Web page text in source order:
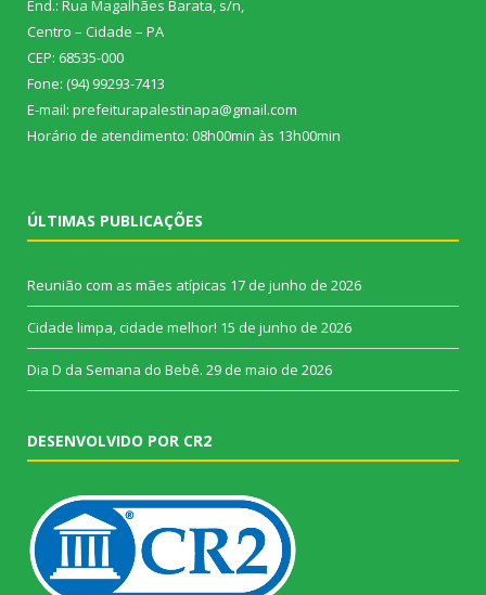
End.: Rua Magalhães Barata, s/n,
Centro – Cidade – PA
CEP: 68535-000
Fone: (94) 99293-7413
E-mail: prefeiturapalestinapa@gmail.com
Horário de atendimento: 08h00min às 13h00min
ÚLTIMAS PUBLICAÇÕES
Reunião com as mães atípicas 17 de junho de 2026
Cidade limpa, cidade melhor! 15 de junho de 2026
Dia D da Semana do Bebê. 29 de maio de 2026
DESENVOLVIDO POR CR2